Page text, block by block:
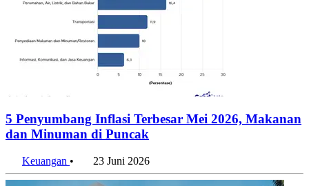
5 Penyumbang Inflasi Terbesar Mei 2026, Makanan
dan Minuman di Puncak
Keuangan • 23 Juni 2026